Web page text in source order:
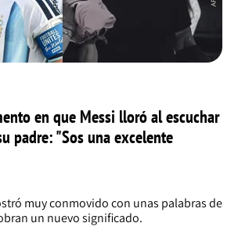
en que Messi lloró al escuchar
padre: "Sos una excelente
muy conmovido con unas palabras de
un nuevo significado.